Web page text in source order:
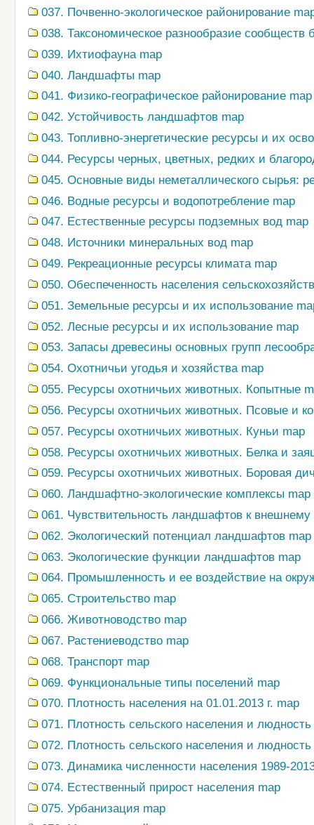
037. Почвенно-экологическое районирование
038. Таксономическое разнообразие сообществ
039. Ихтиофауна map
040. Ландшафты map
041. Физико-географическое районирование map
042. Устойчивость ландшафтов map
043. Топливно-энергетические ресурсы и их
044. Ресурсы черных, цветных, редких и
045. Основные виды неметаллического сырья:
046. Водные ресурсы и водопотребление map
047. Естественные ресурсы подземных вод map
048. Источники минеральных вод map
049. Рекреационные ресурсы климата map
050. Обеспеченность населения
051. Земельные ресурсы и их использование
052. Лесные ресурсы и их использование map
053. Запасы древесины основных групп
054. Охотничьи угодья и хозяйства map
055. Ресурсы охотничьих животных. Копытные
056. Ресурсы охотничьих животных. Псовые и
057. Ресурсы охотничьих животных. Куньи map
058. Ресурсы охотничьих животных. Белка и
059. Ресурсы охотничьих животных. Боровая
060. Ландшафтно-экологические комплексы map
061. Чувствительность ландшафтов к
062. Экологический потенциал ландшафтов map
063. Экологические функции ландшафтов map
064. Промышленность и ее воздействие на
065. Строительство map
066. Животноводство map
067. Растениеводство map
068. Транспорт map
069. Функциональные типы поселений map
070. Плотность населения на 01.01.2013 г. map
071. Плотность сельского населения и
072. Плотность сельского населения и
073. Динамика численности населения 1989-2013
074. Естественный прирост населения map
075. Урбанизация map